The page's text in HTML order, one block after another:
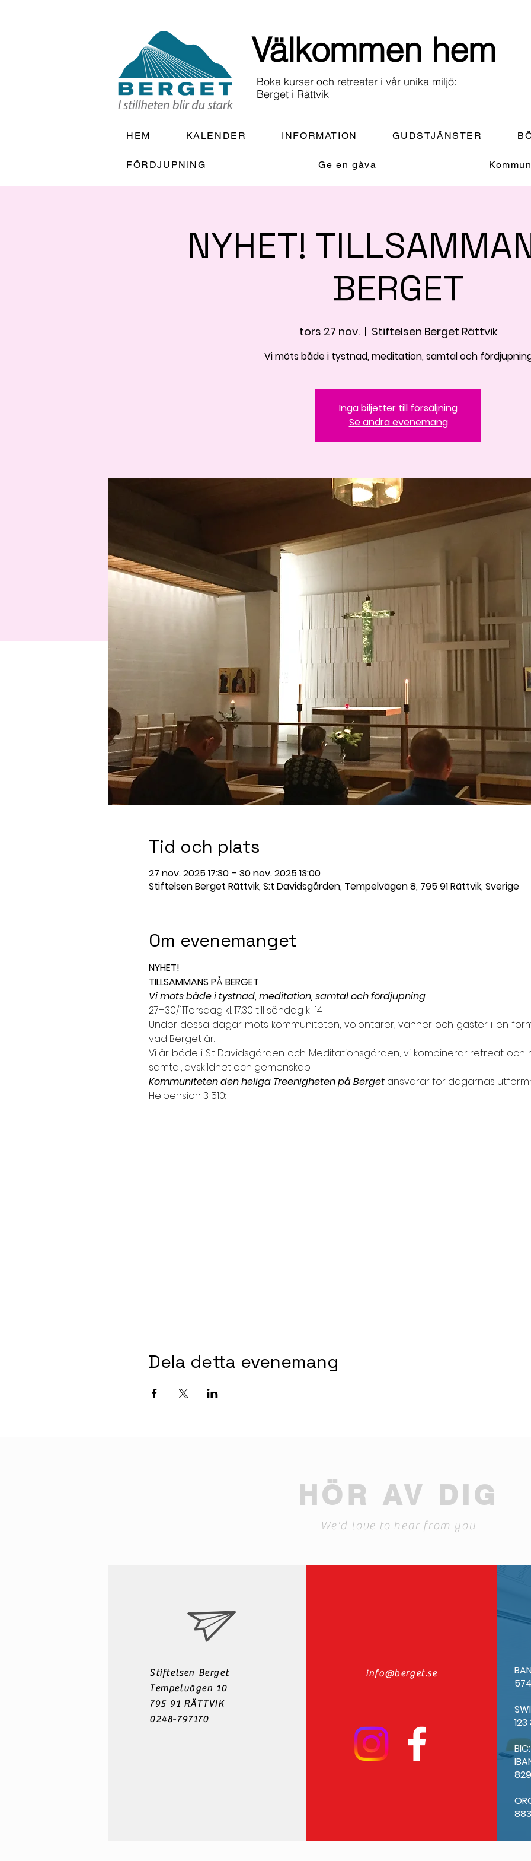
Välkommen hem
Boka kurser och retreater i vår unika miljö:
Berget i Rättvik
HEM KALENDER INFORMATION GUDSTJÄNSTER
FÖRDJUPNING Ge en gåva
NYHET!
BERGET
tors 27 nov.
  |
Stiftelsen Berget Rättvik
Vi möts både i tystnad, meditation, samtal och
Inga biljetter till försäljning
Se andra evenemang
Tid och plats
27 nov. 2025 17:30 – 30 nov. 2025 13:00
Stiftelsen Berget Rättvik, S:t Davidsgården, Tempelvägen 8, 795 91 Rättvik, Sverige
Om evenemanget
NYHET!
TILLSAMMANS PÅ BERGET
Vi möts både i tystnad, meditation, samtal och fördjupning
27–30/11Torsdag kl. 17.30 till söndag kl. 14
Under dessa dagar möts kommuniteten, volontärer, vänner och gäster i en
vad Berget är.
Vi är både i S:t Davidsgården och Meditationsgården, vi kombinerar retreat
samtal, avskildhet och gemenskap.
Kommuniteten den heliga Treenigheten på Berget ansvarar för dagarnas
Helpension 3 510:-
Dela detta evenemang
HÖR AV DIG
We'd love to hear from you
Stiftelsen Berget
Tempelvägen 10
795 91 RÄTTVIK
0248-797170
info@berget.se